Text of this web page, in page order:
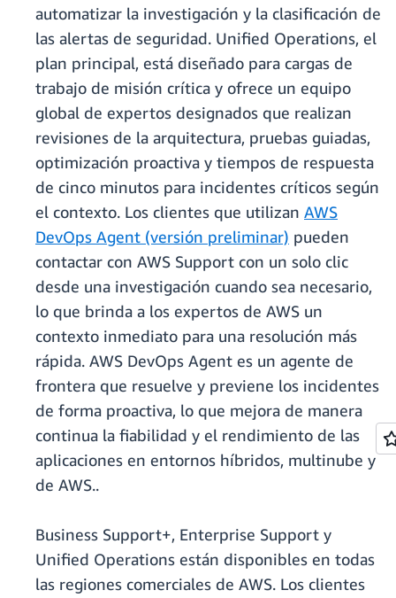
automatizar la investigación y la clasificación de
las alertas de seguridad. Unified Operations, el
plan principal, está diseñado para cargas de
trabajo de misión crítica y ofrece un equipo
global de expertos designados que realizan
revisiones de la arquitectura, pruebas guiadas,
optimización proactiva y tiempos de respuesta
de cinco minutos para incidentes críticos según
el contexto. Los clientes que utilizan AWS
DevOps Agent (versión preliminar) pueden
contactar con AWS Support con un solo clic
desde una investigación cuando sea necesario,
lo que brinda a los expertos de AWS un
contexto inmediato para una resolución más
rápida. AWS DevOps Agent es un agente de
frontera que resuelve y previene los incidentes
de forma proactiva, lo que mejora de manera
continua la fiabilidad y el rendimiento de las
aplicaciones en entornos híbridos, multinube y
de AWS..
Business Support+, Enterprise Support y
Unified Operations están disponibles en todas
las regiones comerciales de AWS. Los clientes